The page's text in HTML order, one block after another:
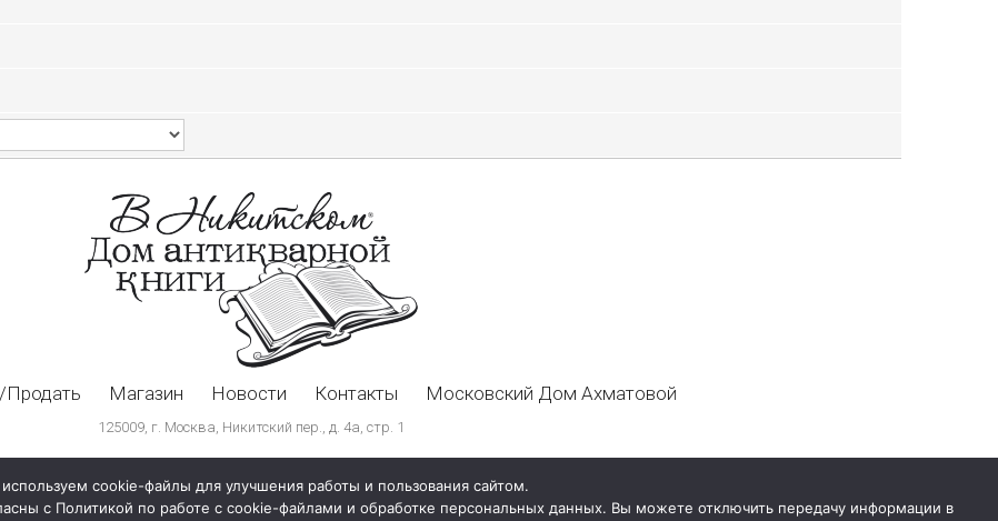
Продать Магазин Новости Контакты Московский Дом Ахматовой
125009, г. Москва, Никитский пер., д. 4а, стр. 1
cookie-файлы для улучшения работы и пользования сайтом.
с Политикой по работе с cookie-файлами и обработке персональных данных. Вы можете отключить передачу информации в